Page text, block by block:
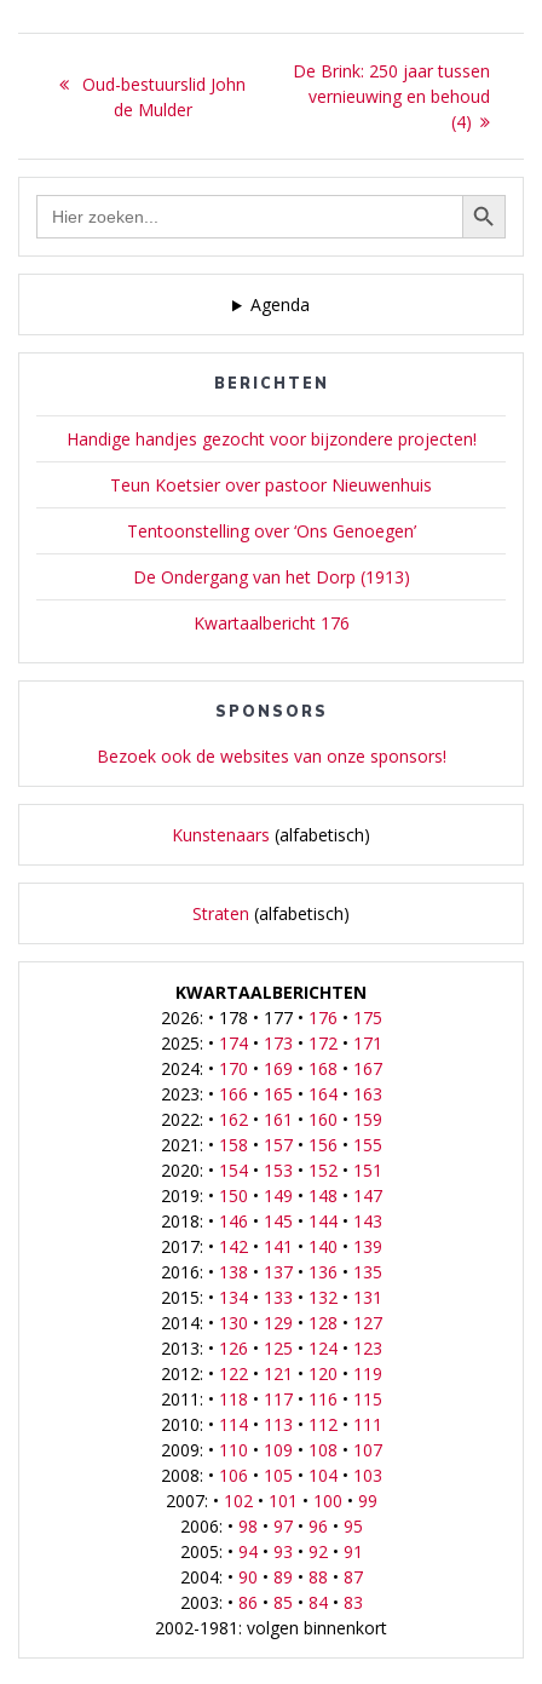
navigatie
Previous
post:
Oud-bestuurslid John
de Mulder
Next
post:
De Brink: 250 jaar tussen
vernieuwing en behoud
(4)
Zoek Zoekknop
Agenda
BERICHTEN
Handige handjes gezocht voor bijzondere projecten!
Teun Koetsier over pastoor Nieuwenhuis
Tentoonstelling over ‘Ons Genoegen’
De Ondergang van het Dorp (1913)
Kwartaalbericht 176
SPONSORS
Bezoek ook de websites van onze sponsors!
Kunstenaars (alfabetisch)
Straten (alfabetisch)
KWARTAALBERICHTEN
2026: • 178 • 177 • 176 • 175
2025: • 174• 173 • 172• 171
2024: • 170 • 169 • 168 • 167
2023: • 166 • 165 • 164• 163
2022: • 162• 161 • 160 • 159
2021: • 158 • 157• 156 • 155
2020: • 154• 153 • 152• 151
2019: • 150 • 149 • 148 • 147
2018: • 146 • 145 • 144• 143
2017: • 142• 141 • 140 • 139
2016: • 138 • 137• 136 • 135
2015: • 134• 133 • 132• 131
2014: • 130 • 129 • 128 • 127
2013: • 126 • 125 • 124• 123
2012: • 122• 121 • 120 • 119
2011: • 118 • 117• 116 • 115
2010: • 114• 113 • 112• 111
2009: • 110 • 109 • 108 • 107
2008: • 106 • 105 • 104• 103
2007: • 102• 101 • 100 • 99
2006: • 98 • 97• 96 • 95
2005: • 94• 93 • 92• 91
2004: • 90 • 89 • 88 • 87
2003: • 86 • 85 • 84• 83
2002-1981: volgen binnenkort